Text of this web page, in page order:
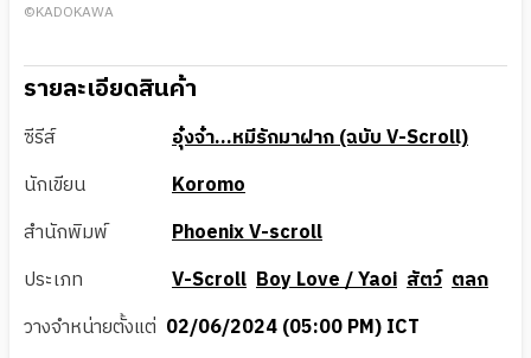
©KADOKAWA
รายละเอียดสินค้า
ซีรีส์
อุ๋งจ๋า...หมีรักมาฝาก (ฉบับ V-Scroll)
นักเขียน
Koromo
สำนักพิมพ์
Phoenix V-scroll
ประเภท
V-Scroll Boy Love / Yaoi สัตว์ ตลก
วางจำหน่ายตั้งแต่ 02/06/2024 (05:00 PM) ICT